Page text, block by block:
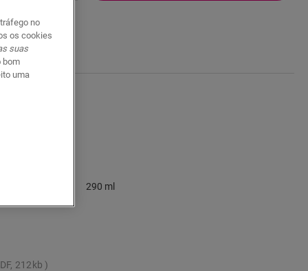
290 ml
212kb
no
os cookies
suas
bom
uma